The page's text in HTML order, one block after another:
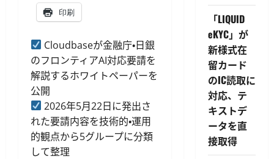
印刷
Cloudbaseが金融庁・日銀
のフロンティアAI対応要請を
解説するホワイトペーパーを
公開
2026年5月22日に発出さ
れた要請内容を技術的・運用
的観点から5グループに分類
して整理
「LIQUID
eKYC」が
新様式在
留カード
のIC読取に
対応、テ
キストデ
ータを直
接取得